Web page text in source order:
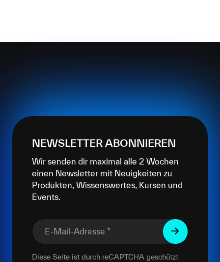
NEWSLETTER ABONNIEREN
Wir senden dir maximal alle 2 Wochen
einen Newsletter mit Neuigkeiten zu
Produkten, Wissenswertes, Kursen und
Events.
E-Mail-Adresse *
Diese Seite ist durch reCAPTCHA geschützt